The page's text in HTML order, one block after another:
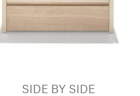
SIDE BY SIDE